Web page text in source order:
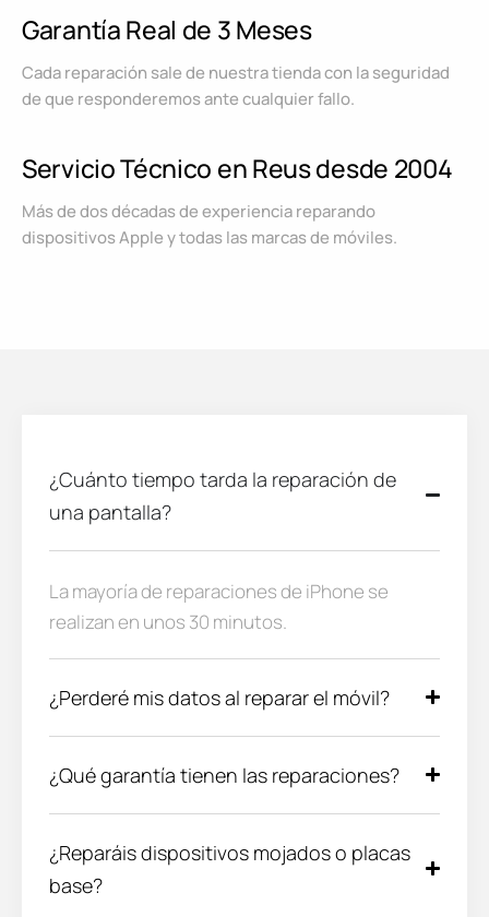
Garantía Real de 3 Meses
Cada reparación sale de nuestra tienda con la seguridad
de que responderemos ante cualquier fallo.
Servicio Técnico en Reus desde 2004
Más de dos décadas de experiencia reparando
dispositivos Apple y todas las marcas de móviles.
¿Cuánto tiempo tarda la reparación de
una pantalla?
La mayoría de reparaciones de iPhone se
realizan en unos 30 minutos.
¿Perderé mis datos al reparar el móvil?
¿Qué garantía tienen las reparaciones?
¿Reparáis dispositivos mojados o placas
base?